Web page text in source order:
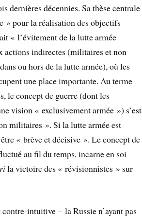
dernières décennies. Sa thèse centrale
» pour la réalisation des objectifs
« l’évitement de la lutte armée
actions indirectes (militaires et non
ou hors de la lutte armée), où les
une place importante. Au terme
le concept de guerre (dont les
vision « exclusivement armée ») s’est
militaires ».Si la lutte armée est
« brève et décisive ». Le concept de
au fil du temps, incarne en soi
la victoire des « révisionnistes » sur
intuitive – la Russie n’ayant pas